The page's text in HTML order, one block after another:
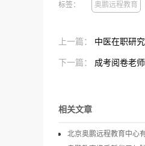
标签： 奥鹏远程教育
上一篇：
中医在职研
下一篇：
成考阅卷老
相关文章